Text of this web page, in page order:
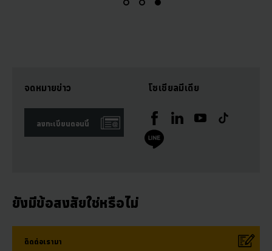
จดหมายข่าว
ลงทะเบียนตอนนี้
โซเชียลมีเดีย
ยังมีข้อสงสัยใช่หรือไม่
ติดต่อเรามา